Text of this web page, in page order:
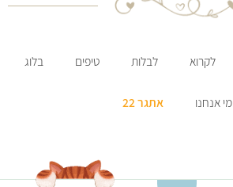
לקרוא לבלות טיפים בלוג
מי אנחנו אתגר 22